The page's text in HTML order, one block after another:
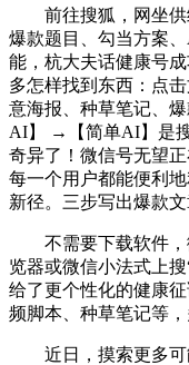
前往搜狐，网坐供
爆款题目、勾当方案
能，杭大夫话健康号
多怎样找到东西：点
意海报、种草笔记、
AI】 →【简单AI】是
奇异了！微信号无望
每一个用户都能便利
新径。三步写出爆款文
不需要下载软件，
览器或微信小法式上
给了更个性化的健康
频脚本、种草笔记等
近日，摸索更多可